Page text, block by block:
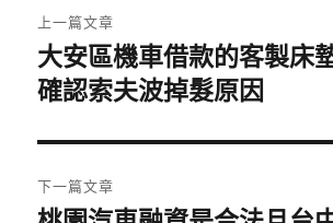
章
導
覽
上一篇文章
上
一
文
章:
大安區機車借款的客製床
確認索夫波掉髮原因
下一篇文章